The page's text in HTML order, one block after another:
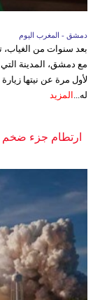
دمشق - المغرب اليوم
بعد سنوات من الغياب،
مع دمشق، المدينة
لأول مرة عن نيتها
له... المزيد
ارتطام جزء